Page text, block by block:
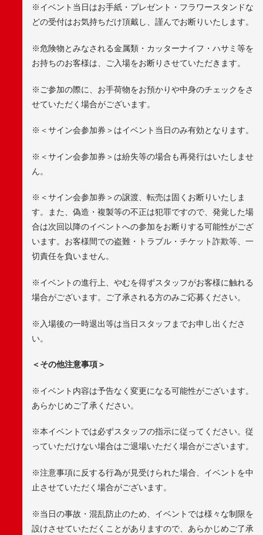
※イベント当日はお手紙・プレゼント・フラワースタンドな
どの受付はお気持ちだけ頂戴し、謹んでお断りいたします。
※危険物とみなされる金属類・カッターナイフ・ハサミ等を
お持ちのお客様は、ご入場をお断りさせていただきます。
※ご参加の際に、お手荷物をお預かりや中身のチェックをさ
せていただく場合がございます。
※＜サイン会参加券＞はイベント当日のみ有効となります。
※＜サイン会参加券＞は紛失等の場合も再発行はいたしませ
ん。
※＜サイン会参加券＞の譲渡、転売は固くお断りいたしま
す。また、偽造・複製等の不正は犯罪ですので、発覚した場
合は次回以降のイベントへの参加をお断りする可能性がござ
います。お客様間での盗難・トラブル・チケット詐欺等、一
切責任を負いません。
※イベントの進行上、やむを得ずスタッフがお客様に触れる
場合がございます。ご了承される方のみご応募ください。
※入場後の一時退出等は当日スタッフまでお申し出くださ
い。
＜その他注意事項＞
※イベント内容は予告なく変更になる可能性がございます。
あらかじめご了承ください。
※本イベントでは必ずスタッフの指示に従ってください。従
っていただけない場合はご退場いただく場合がございます。
※注意事項に反する行為が見受けられた場合、イベントを中
止させていただく場合がございます。
※当日の事故・混乱防止のため、イベントでは様々な制限を
設けさせていただくことがありますので、あらかじめご了承